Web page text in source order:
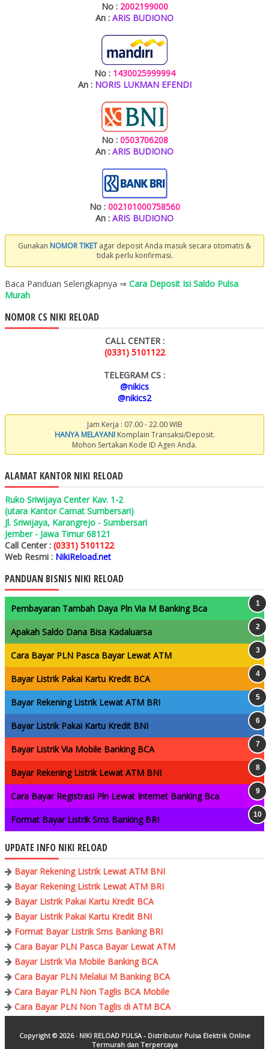
No : 2002199000
An : ARIS BUDIONO
No : 1430025999994
An : NORIS LUKMAN EFENDI
No : 0503706208
An : ARIS BUDIONO
No : 002101000758560
An : ARIS BUDIONO
Gunakan NOMOR TIKET agar deposit Anda masuk secara otomatis &
tidak perlu konfirmasi.
Baca Panduan Selengkapnya ⇒ Cara Deposit Isi Saldo Pulsa
Murah
NOMOR CS NIKI RELOAD
CALL CENTER :
(0331) 5101122
TELEGRAM CS :
@nikics
@nikics2
Jam Kerja : 07.00 - 22.00 WIB
HANYA MELAYANIKomplain Transaksi/Deposit.
Mohon Sertakan Kode ID Agen Anda.
ALAMAT KANTOR NIKI RELOAD
Ruko Sriwijaya Center Kav. 1-2
(utara Kantor Camat Sumbersari)
Jl. Sriwijaya, Karangrejo - Sumbersari
Jember - Jawa Timur 68121
Call Center : (0331) 5101122
Web Resmi : NikiReload.net
PANDUAN BISNIS NIKI RELOAD
Pembayaran Tambah Daya Pln Via M Banking Bca
Apakah Saldo Dana Bisa Kadaluarsa
Cara Bayar PLN Pasca Bayar Lewat ATM
Bayar Listrik Pakai Kartu Kredit BCA
Bayar Rekening Listrik Lewat ATM BRI
Bayar Listrik Pakai Kartu Kredit BNI
Bayar Listrik Via Mobile Banking BCA
Bayar Rekening Listrik Lewat ATM BNI
Cara Bayar Registrasi Pln Lewat Internet Banking Bca
Format Bayar Listrik Sms Banking BRI
UPDATE INFO NIKI RELOAD
Bayar Rekening Listrik Lewat ATM BNI
Bayar Rekening Listrik Lewat ATM BRI
Bayar Listrik Pakai Kartu Kredit BCA
Bayar Listrik Pakai Kartu Kredit BNI
Format Bayar Listrik Sms Banking BRI
Cara Bayar PLN Pasca Bayar Lewat ATM
Bayar Listrik Via Mobile Banking BCA
Cara Bayar PLN Melalui M Banking BCA
Cara Bayar PLN Non Taglis BCA Mobile
Cara Bayar PLN Non Taglis di ATM BCA
Copyright © 2026 · NIKI RELOAD PULSA - Distributor Pulsa Elektrik Online
Termurah dan Terpercaya